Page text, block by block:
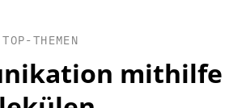
TOP-THEMEN
mithilfe